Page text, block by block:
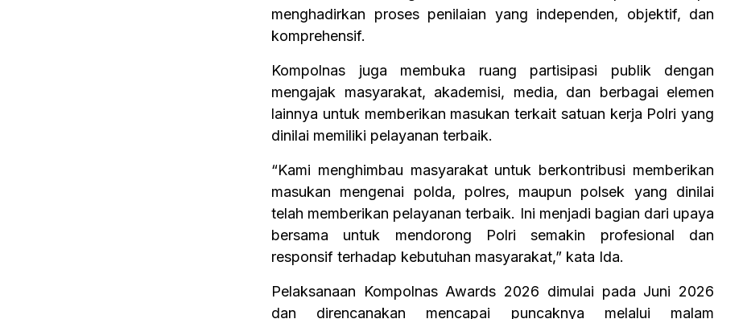
menghadirkan proses penilaian yang independen, objektif, dan
komprehensif.
Kompolnas juga membuka ruang partisipasi publik dengan
mengajak masyarakat, akademisi, media, dan berbagai elemen
lainnya untuk memberikan masukan terkait satuan kerja Polri yang
dinilai memiliki pelayanan terbaik.
“Kami menghimbau masyarakat untuk berkontribusi memberikan
masukan mengenai polda, polres, maupun polsek yang dinilai
telah memberikan pelayanan terbaik. Ini menjadi bagian dari upaya
bersama untuk mendorong Polri semakin profesional dan
responsif terhadap kebutuhan masyarakat,” kata Ida.
Pelaksanaan Kompolnas Awards 2026 dimulai pada Juni 2026
dan direncanakan mencapai puncaknya melalui malam